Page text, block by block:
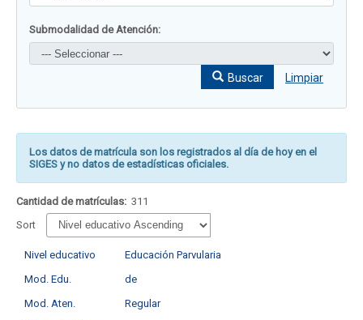
Submodalidad de Atención:
Buscar Limpiar
Los datos de matrícula son los registrados al día de hoy en el
SIGES y no datos de estadísticas oficiales.
Cantidad de matrículas: 311
Sort
Nivel educativo
Educación Parvularia
Mod. Edu.
de
Mod. Aten.
Regular